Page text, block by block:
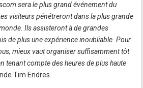
sera le plus grand événement du
visiteurs pénétreront dans la plus grande
Ils assisteront à de grandes
de plus une expérience inoubliable. Pour
mieux vaut organiser suffisamment tôt
tenant compte des heures de plus haute
Tim Endres.